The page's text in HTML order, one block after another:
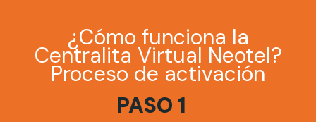
¿Cómo funciona la
Centralita Virtual Neotel?
Proceso de activación
PASO 1